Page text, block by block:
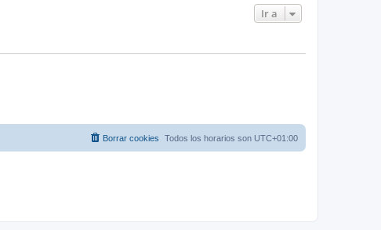
Ir a
Todos los horarios son UTC+01:00
Borrar cookies